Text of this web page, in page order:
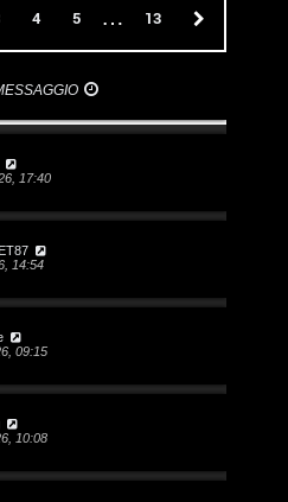
4 5 … 13
17:40
14:54
09:15
10:08